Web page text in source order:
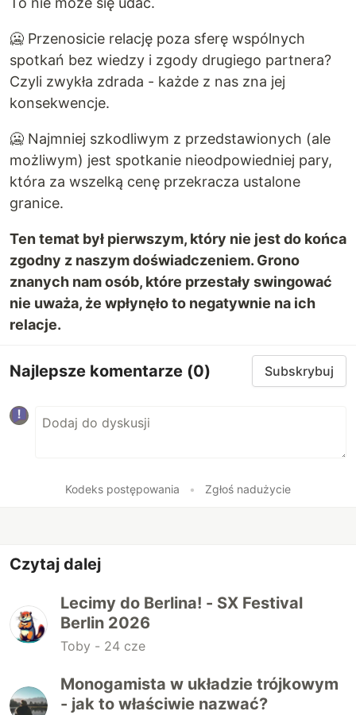
🥶 Przenosicie relację poza sferę wspólnych
spotkań bez wiedzy i zgody drugiego partnera?
Czyli zwykła zdrada - każde z nas zna jej
konsekwencje.
🥶 Najmniej szkodliwym z przedstawionych (ale
możliwym) jest spotkanie nieodpowiedniej pary,
która za wszelką cenę przekracza ustalone
granice.
Ten temat był pierwszym, który nie jest do końca
zgodny z naszym doświadczeniem. Grono
znanych nam osób, które przestały swingować
nie uważa, że wpłynęło to negatywnie na ich
relacje.
Najlepsze komentarze (0) Subskrybuj
Kodeks postępowania • Zgłoś nadużycie
Czytaj dalej
Lecimy do Berlina! - SX Festival
Berlin 2026
Toby - 24 cze
Monogamista w układzie trójkowym
- jak to właściwie nazwać?